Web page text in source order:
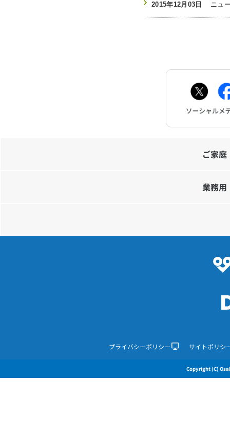
2015年12月03日 ニュ
ご家
業務用
プライバシーポリシー サイトポリシ
Copyright (C)